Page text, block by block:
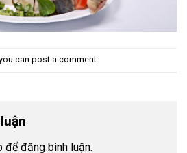
can post a comment.
để đăng bình luận.